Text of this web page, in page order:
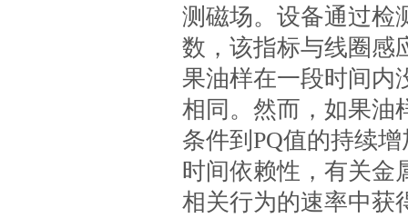
测磁场。设备通过检
数，该指标与线圈感
果油样在一段时间内
相同。然而，如果油
条件到PQ值的持续
时间依赖性，有关金
相关行为的速率中获